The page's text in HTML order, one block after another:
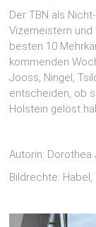
Der TBN als
Vizemeistern
besten 10
kommenden
Jooss, Ningel,
entscheiden, ob
Holstein gelöst
Autorin: Dorothea
Bildrechte: Habel,